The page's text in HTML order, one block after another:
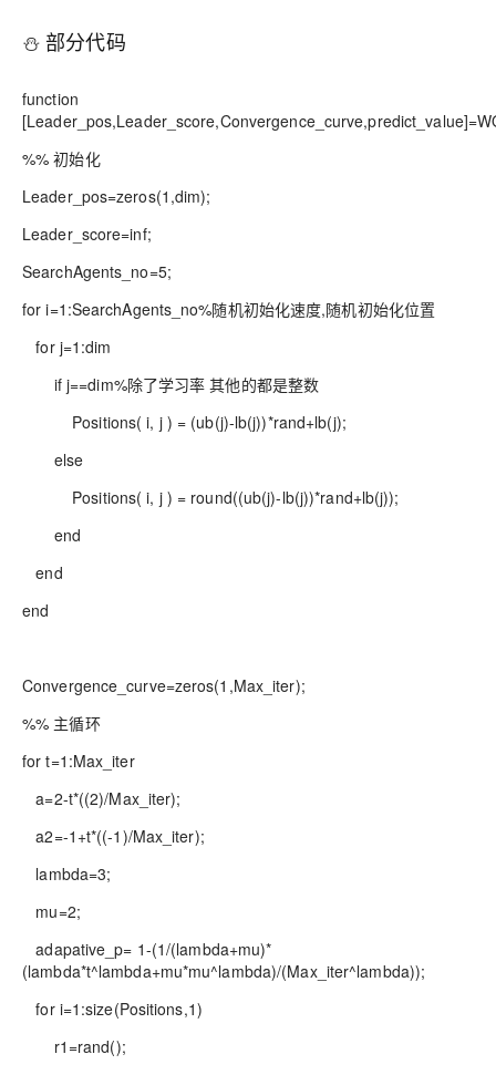
⛄ 部分代码
function
%% 初始化
Leader_pos=zeros(1,dim);
Leader_score=inf;
SearchAgents_no=5;
for i=1:SearchAgents_no%随机初始化速度,随机初始化位置
for j=1:dim
if j==dim%除了学习率 其他的都是整数
Positions( i, j ) = (ub(j)-lb(j))*rand+lb(j);
else
Positions( i, j ) = round((ub(j)-lb(j))*rand+lb(j));
end
end
end
Convergence_curve=zeros(1,Max_iter);
%% 主循环
for t=1:Max_iter
a=2-t*((2)/Max_iter);
a2=-1+t*((-1)/Max_iter);
lambda=3;
mu=2;
adapative_p= 1-(1/(lambda+mu)*
(lambda*t^lambda+mu*mu^lambda)/(Max_iter^lambda));
for i=1:size(Positions,1)
r1=rand();